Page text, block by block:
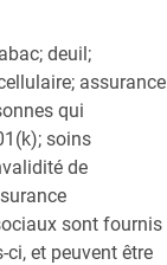
deuil;
assurance
qui
soins
de
sont fournis
et peuvent être